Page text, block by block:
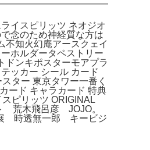
イスピリッツ ネオジオ
念のため神経質な方は
不知火幻庵アースクェイ
ホルダータペストリー
ドンキポスターモアプラ
ッカー シール カード
ター 東京タワー一番く
ード キャラカード 特典
ピリッツ ORIGINAL
荒木飛呂彦 JOJO。
時透無一郎 キービジ